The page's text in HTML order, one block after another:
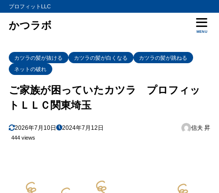
プロフィットLLC
かつラボ
MENU
カツラの髪が抜ける カツラの髪が白くなる
カツラの髪が跳ねる
ネットの破れ
ご家族が困っていたカツラ プロフィッ
トＬＬＣ関東埼玉
2026年7月10日 2024年7月12日 信夫 昇
444 views